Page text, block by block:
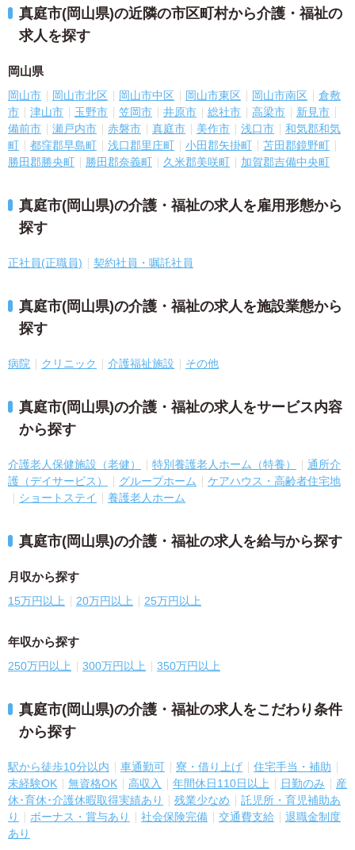
真庭市(岡山県)の近隣の市区町村から介護・福祉の
求人を探す
岡山県
岡山市 岡山市北区 岡山市中区 岡山市東区 岡山市南区
倉敷
市
津山市 玉野市 笠岡市 井原市 総社市 高梁市
新見市
備前市
瀬戸内市 赤磐市 真庭市 美作市 浅口市
和気郡和気
町
都窪郡早島町 浅口郡里庄町 小田郡矢掛町
苫田郡鏡野町
勝田郡勝央町
勝田郡奈義町 久米郡美咲町 加賀郡吉備中央町
真庭市(岡山県)の介護・福祉の求人を雇用形態から
探す
正社員(正職員) 契約社員・嘱託社員
真庭市(岡山県)の介護・福祉の求人を施設業態から
探す
病院 クリニック 介護福祉施設 その他
真庭市(岡山県)の介護・福祉の求人をサービス内容
から探す
介護老人保健施設（老健） 特別養護老人ホーム（特養）
通所介
護（デイサービス）
グループホーム
ケアハウス・高齢者住宅地
ショートステイ
養護老人ホーム
真庭市(岡山県)の介護・福祉の求人を給与から探す
月収から探す
15万円以上 20万円以上 25万円以上
年収から探す
250万円以上 300万円以上 350万円以上
真庭市(岡山県)の介護・福祉の求人をこだわり条件
から探す
駅から徒歩10分以内 車通勤可 寮・借り上げ
住宅手当・補助
未経験OK
無資格OK 高収入 年間休日110日以上 日勤のみ
産
休･育休･介護休暇取得実績あり
残業少なめ
託児所・育児補助あ
り
ボーナス・賞与あり 社会保険完備 交通費支給
退職金制度
あり